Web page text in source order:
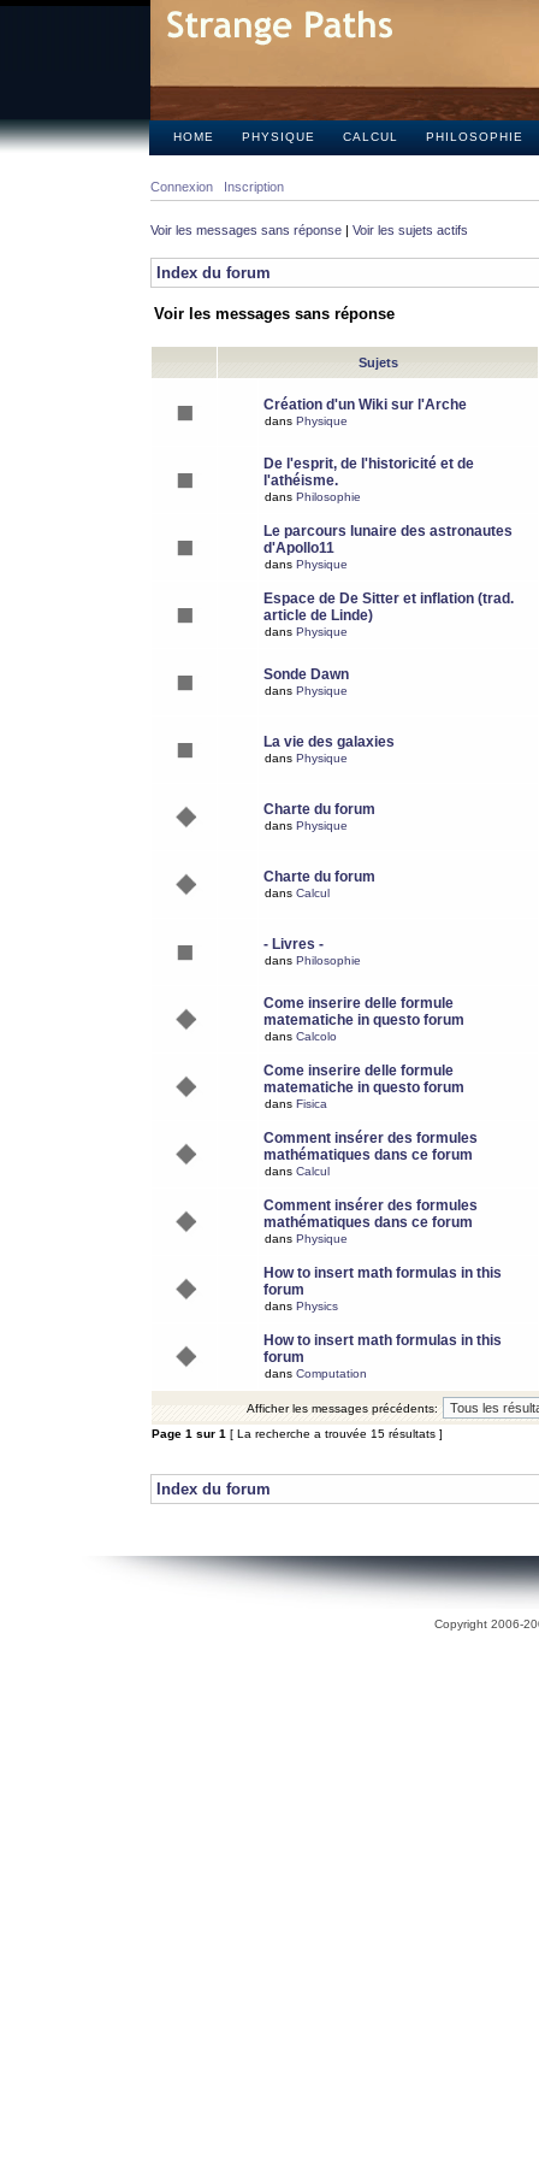
HOME PHYSIQUE CALCUL PHILOSOPHIE
Connexion Inscription
Voir les messages sans réponse | Voir les sujets actifs
Index du forum
Voir les messages sans réponse
Sujets
Création d'un Wiki sur l'Arche
dans Physique
De l'esprit, de l'historicité et de
l'athéisme.
dans Philosophie
Le parcours lunaire des astronautes
d'Apollo11
dans Physique
Espace de De Sitter et inflation (trad.
article de Linde)
dans Physique
Sonde Dawn
dans Physique
La vie des galaxies
dans Physique
Charte du forum
dans Physique
Charte du forum
dans Calcul
- Livres -
dans Philosophie
Come inserire delle formule
matematiche in questo forum
dans Calcolo
Come inserire delle formule
matematiche in questo forum
dans Fisica
Comment insérer des formules
mathématiques dans ce forum
dans Calcul
Comment insérer des formules
mathématiques dans ce forum
dans Physique
How to insert math formulas in this
forum
dans Physics
How to insert math formulas in this
forum
dans Computation
Afficher les messages précédents:
Page 1 sur 1 [ La recherche a trouvée 15 résultats ]
Index du forum
Copyright 2006-